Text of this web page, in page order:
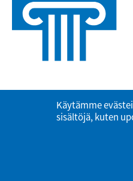
Käytämme
sisältöjä, kuten